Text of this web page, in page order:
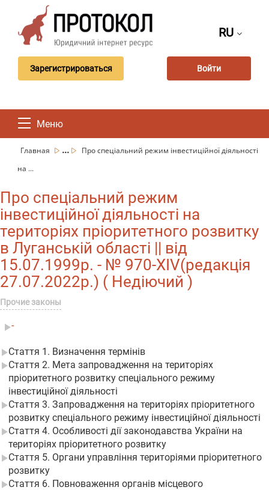
RU
Зарегистрироваться Войти
Меню
Главная ...
Про спеціальний режим інвестиційної діяльності
на ...
Про спеціальний режим
інвестиційної діяльності на
територіях пріоритетного розвитку
в Луганській області || від
15.07.1999р. - № 970-XIV(редакція
27.07.2022р.) ( Недіючий )
Прочие законы
-
Стаття 1. Визначення термінів
Стаття 2. Мета запровадження на територіях
пріоритетного розвитку спеціального режиму
інвестиційної діяльності
Стаття 3. Запровадження на територіях пріоритетного
розвитку спеціального режиму інвестиційної діяльності
Стаття 4. Особливості дії законодавства України на
територіях пріоритетного розвитку
Стаття 5. Органи управління територіями пріоритетного
розвитку
Стаття 6. Повноваження органів місцевого